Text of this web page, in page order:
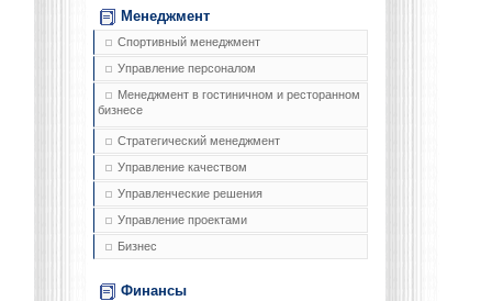
Менеджмент
Спортивный менеджмент
Управление персоналом
Менеджмент в гостиничном и ресторанном
бизнесе
Стратегический менеджмент
Управление качеством
Управленческие решения
Управление проектами
Бизнес
Финансы